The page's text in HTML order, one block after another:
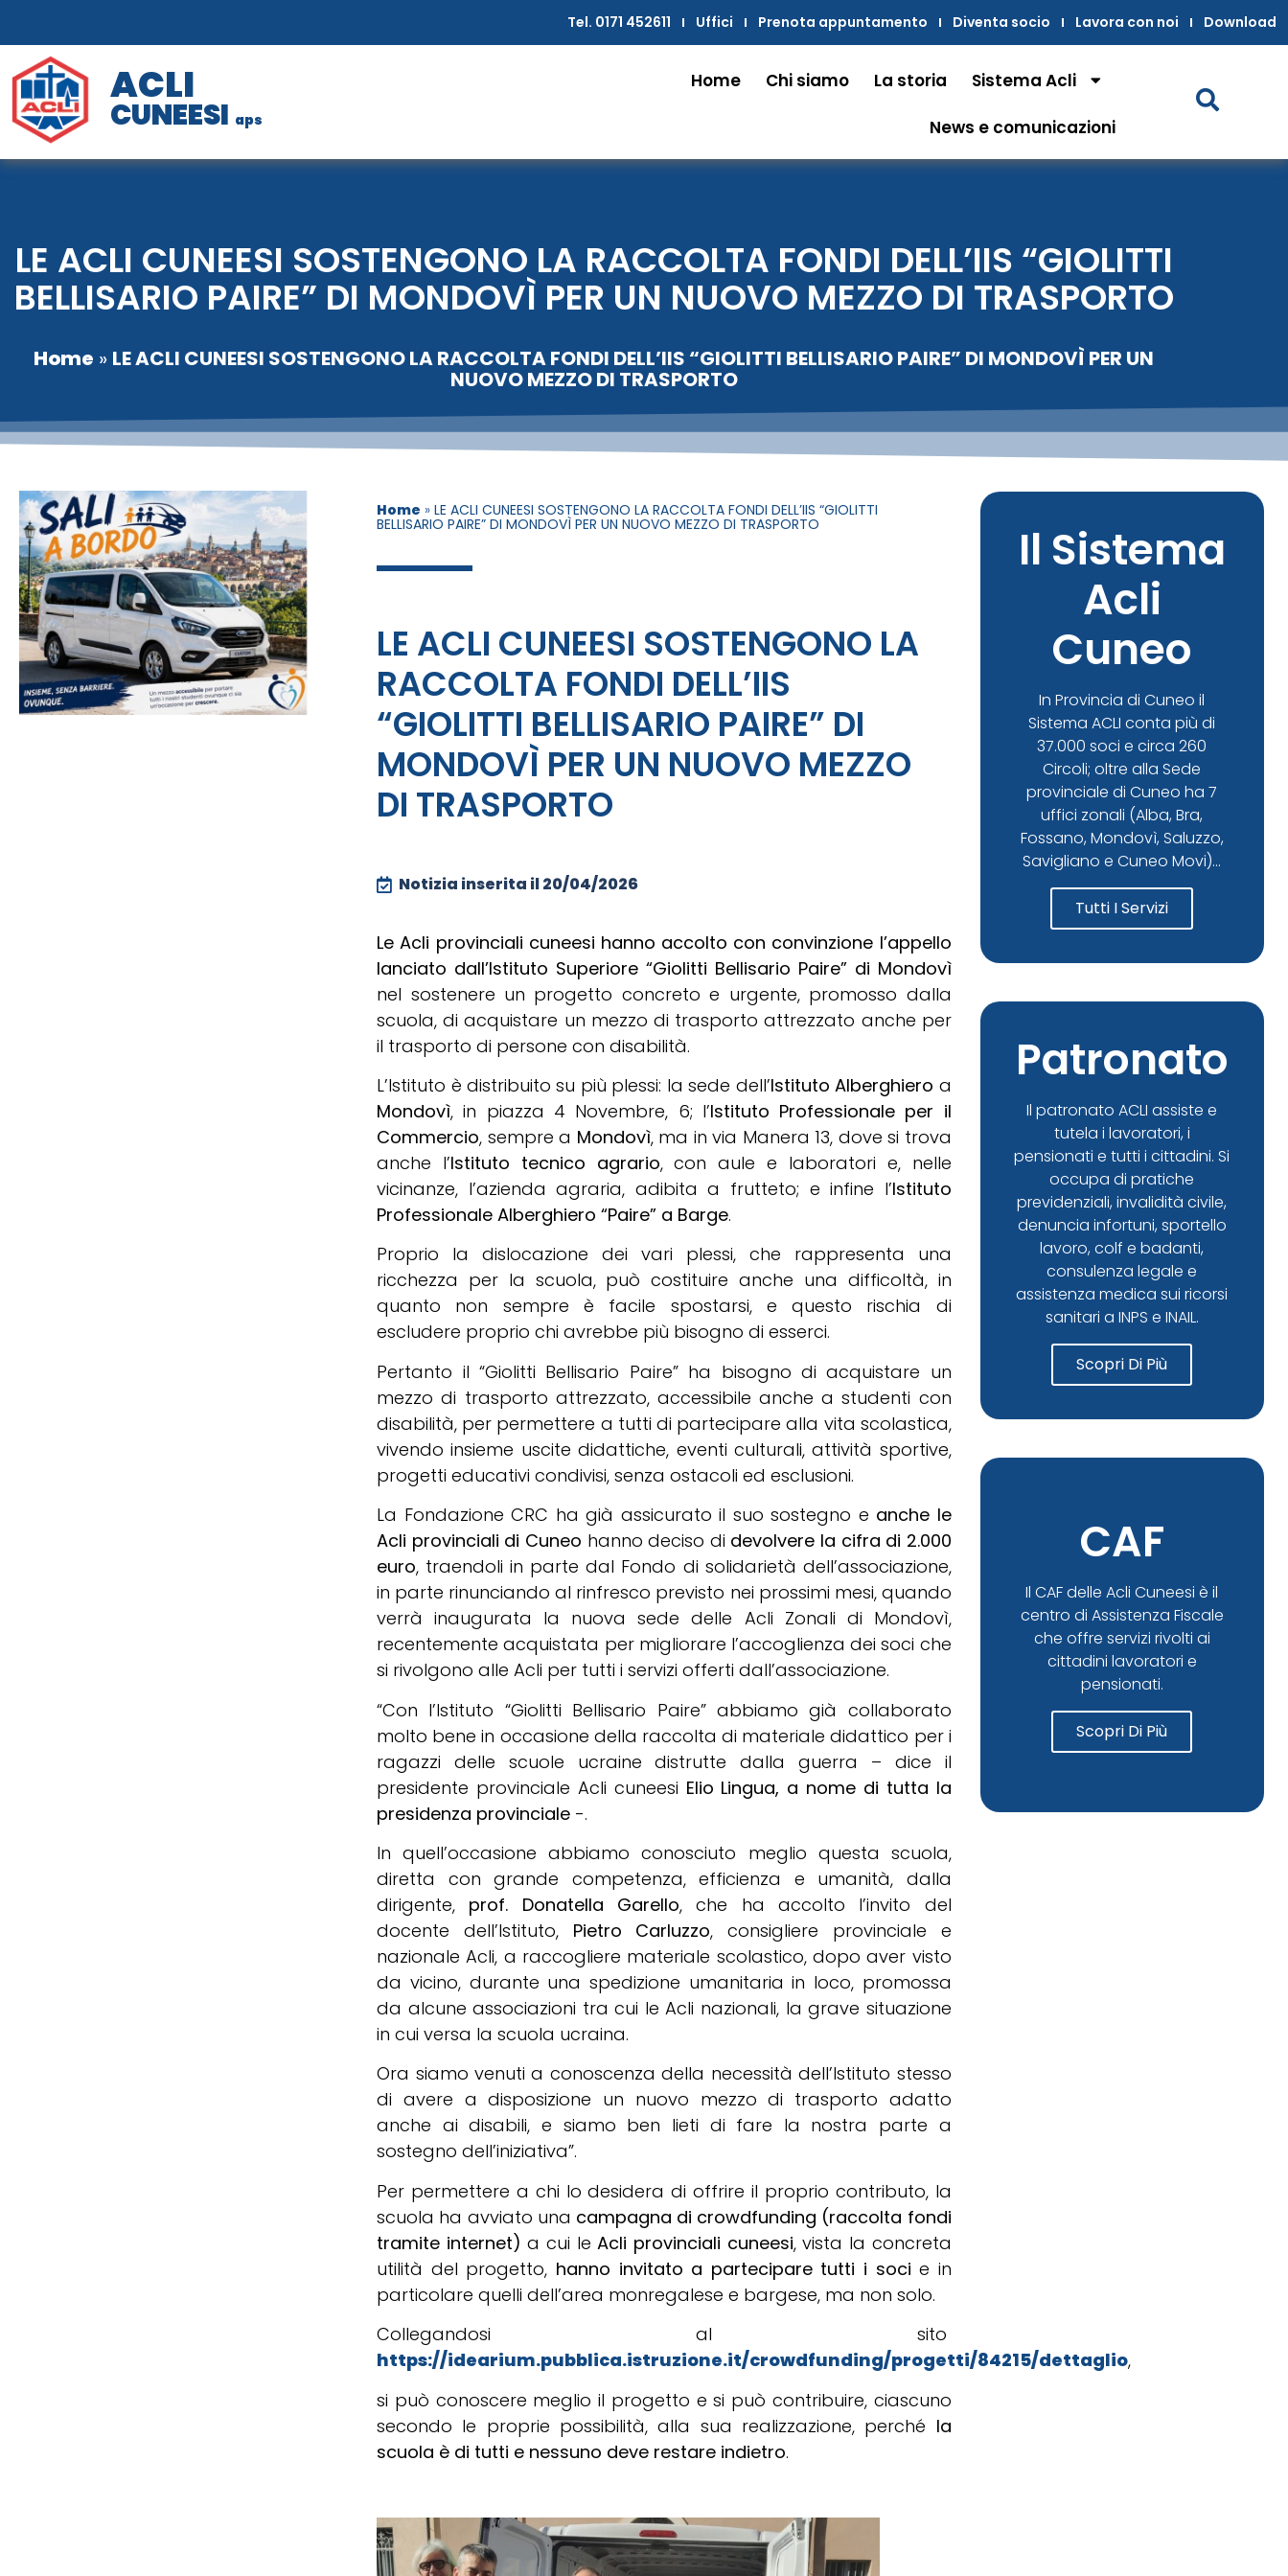
Tel. 0171 452611 Uffici Prenota appuntamento Diventa socio Lavora con noi Download
ACLI
CUNEESI aps
Home Chi siamo La storia Sistema Acli
News e comunicazioni
LE ACLI CUNEESI SOSTENGONO LA RACCOLTA FONDI DELL’IIS “GIOLITTI
BELLISARIO PAIRE” DI MONDOVÌ PER UN NUOVO MEZZO DI TRASPORTO
Home » LE ACLI CUNEESI SOSTENGONO LA RACCOLTA FONDI DELL’IIS “GIOLITTI BELLISARIO PAIRE” DI MONDOVÌ PER UN
NUOVO MEZZO DI TRASPORTO
Home »LE ACLI CUNEESI SOSTENGONO LA RACCOLTA FONDI DELL’IIS “GIOLITTI
BELLISARIO PAIRE” DI MONDOVÌ PER UN NUOVO MEZZO DI TRASPORTO
LE ACLI CUNEESI SOSTENGONO LA
RACCOLTA FONDI DELL’IIS
“GIOLITTI BELLISARIO PAIRE” DI
MONDOVÌ PER UN NUOVO MEZZO
DI TRASPORTO
Notizia inserita il20/04/2026
Le Acli provinciali cuneesi hanno accolto con convinzione l’appello
lanciato dall’Istituto Superiore “Giolitti Bellisario Paire” di Mondovì
nel sostenere un progetto concreto e urgente, promosso dalla
scuola, di acquistare un mezzo di trasporto attrezzato anche per
il trasporto di persone con disabilità.
L’Istituto è distribuito su più plessi: la sede dell’Istituto Alberghiero a
Mondovì, in piazza 4 Novembre, 6; l’Istituto Professionale per il
Commercio, sempre a Mondovì, ma in via Manera 13, dove si trova
anche l’Istituto tecnico agrario, con aule e laboratori e, nelle
vicinanze, l’azienda agraria, adibita a frutteto; e infine l’Istituto
Professionale Alberghiero “Paire” a Barge.
Proprio la dislocazione dei vari plessi, che rappresenta una
ricchezza per la scuola, può costituire anche una difficoltà, in
quanto non sempre è facile spostarsi, e questo rischia di
escludere proprio chi avrebbe più bisogno di esserci.
Pertanto il “Giolitti Bellisario Paire” ha bisogno di acquistare un
mezzo di trasporto attrezzato, accessibile anche a studenti con
disabilità, per permettere a tutti di partecipare alla vita scolastica,
vivendo insieme uscite didattiche, eventi culturali, attività sportive,
progetti educativi condivisi, senza ostacoli ed esclusioni.
La Fondazione CRC ha già assicurato il suo sostegno e anche le
Acli provinciali di Cuneo hanno deciso di devolvere la cifra di 2.000
euro, traendoli in parte dal Fondo di solidarietà dell’associazione,
in parte rinunciando al rinfresco previsto nei prossimi mesi, quando
verrà inaugurata la nuova sede delle Acli Zonali di Mondovì,
recentemente acquistata per migliorare l’accoglienza dei soci che
si rivolgono alle Acli per tutti i servizi offerti dall’associazione.
“Con l’Istituto “Giolitti Bellisario Paire” abbiamo già collaborato
molto bene in occasione della raccolta di materiale didattico per i
ragazzi delle scuole ucraine distrutte dalla guerra – dice il
presidente provinciale Acli cuneesi Elio Lingua, a nome di tutta la
presidenza provinciale -.
In quell’occasione abbiamo conosciuto meglio questa scuola,
diretta con grande competenza, efficienza e umanità, dalla
dirigente, prof. Donatella Garello, che ha accolto l’invito del
docente dell’Istituto, Pietro Carluzzo, consigliere provinciale e
nazionale Acli, a raccogliere materiale scolastico, dopo aver visto
da vicino, durante una spedizione umanitaria in loco, promossa
da alcune associazioni tra cui le Acli nazionali, la grave situazione
in cui versa la scuola ucraina.
Ora siamo venuti a conoscenza della necessità dell’Istituto stesso
di avere a disposizione un nuovo mezzo di trasporto adatto
anche ai disabili, e siamo ben lieti di fare la nostra parte a
sostegno dell’iniziativa”.
Per permettere a chi lo desidera di offrire il proprio contributo, la
scuola ha avviato una campagna di crowdfunding (raccolta fondi
tramite internet) a cui leAcli provinciali cuneesi, vista la concreta
utilità del progetto, hanno invitato a partecipare tutti i soci e in
particolare quelli dell’area monregalese e bargese, ma non solo.
Collegandosi al sito
https://idearium.pubblica.istruzione.it/crowdfunding/progetti/84215/dettaglio,
si può conoscere meglio il progetto e si può contribuire, ciascuno
secondo le proprie possibilità, alla sua realizzazione, perché la
scuola è di tutti e nessuno deve restare indietro.
Il Sistema
Acli
Cuneo
In Provincia di Cuneo il
Sistema ACLI conta più di
37.000 soci e circa 260
Circoli; oltre alla Sede
provinciale di Cuneo ha 7
uffici zonali (Alba, Bra,
Fossano, Mondovì, Saluzzo,
Savigliano e Cuneo Movi)...
Tutti I Servizi
Patronato
Il patronato ACLI assiste e
tutela i lavoratori, i
pensionati e tutti i cittadini. Si
occupa di pratiche
previdenziali, invalidità civile,
denuncia infortuni, sportello
lavoro, colf e badanti,
consulenza legale e
assistenza medica sui ricorsi
sanitari a INPS e INAIL.
Scopri Di Più
CAF
Il CAF delle Acli Cuneesi è il
centro di Assistenza Fiscale
che offre servizi rivolti ai
cittadini lavoratori e
pensionati.
Scopri Di Più